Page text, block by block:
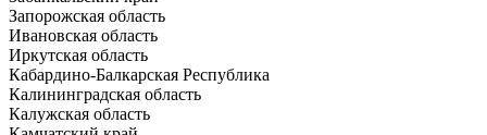
Запорожская область
Ивановская область
Иркутская область
Кабардино-Балкарская Республика
Калининградская область
Калужская область